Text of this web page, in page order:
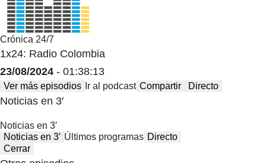
Crónica 24/7
1x24: Radio Colombia
23/08/2024 - 01:38:13
Ver más episodios Ir al podcast Compartir Directo
Noticias en 3′
Noticias en 3′
Noticias en 3′ Últimos programas Directo
Cerrar